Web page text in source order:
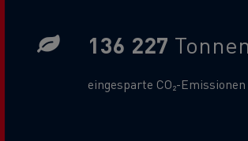
136 227 Tonnen
Gas Sub Text
eingesparte CO₂-Emissionen